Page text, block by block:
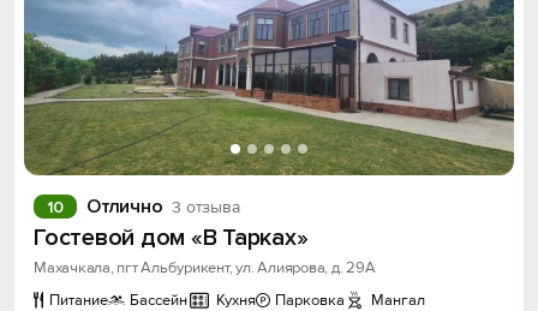
Отлично 3 отзыва
10
Гостевой дом «В Тарках»
Махачкала, пгт Альбурикент, ул. Алиярова, д. 29А
Питание
Бассейн Кухня Парковка Мангал